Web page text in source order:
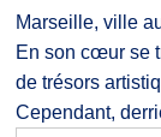
Marseille, ville
En son cœur se
de trésors
Cependant,